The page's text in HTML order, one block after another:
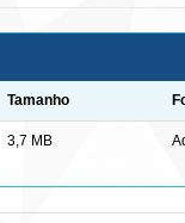
Tamanho
3,7 MB